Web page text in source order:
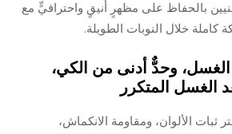
بالحفاظ على مظهرٍ أنيقٍ واحترافيٍّ مع
خلال النوبات الطويلة.
الغسل، وحدٌّ أدنى من الكي،
المتكرر
ثبات الألوان، ومقاومة الانكماش،